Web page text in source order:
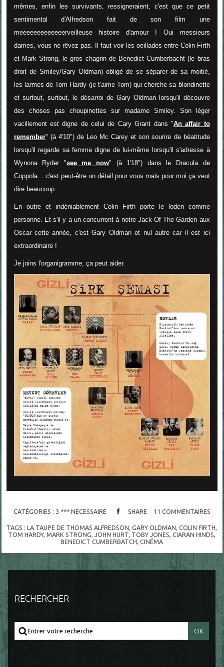
mêmes, enfin les survivants, ressigneraient, c'est que ce petit
sentimental d'Alfredson fait de son film une
meeeeeeeeeeeeerveilleuse histoire d'amour ! Oui messieurs
dames, vous ne rêvez pas. Il faut voir les oeillades entre Colin Firth
et Mark Strong, le gros chagrin de Benedict Cumberbacht (le bras
droit de Smiley/Gary Oldman) obligé de se séparer de sa moitié,
les larmes de Tom Hardy (je t'aime Tom) qui cherche sa blondinette
et surtout, surtout, le désarroi de Gary Oldman lorsqu'il découvre
des choses pas choupinettes sur madame Smiley. Son léger
vacillement est digne de celui de Cary Grant dans "An affair to
remember" (à 4'10") de Leo Mc Carey et son sourire de béatitude
lorsqu'il regarde sa femme digne de lui-même lorsqu'il s'adresse à
Wynona Ryder "see me now" (à 1'18") dans le Dracula de
Coppola... c'est peut-être un détail pour vous mais pour moi ça veut
dire beaucoup.
En outre et indéniablement Colin Firth porte le loden comme
personne. Et s'il y a un concurrent à notre Jack Of The Garden aux
Oscar cette année, c'est Gary Oldman et nul autre car il est ici
extraordinaire !
Je joins l'organigramme, ça peut aider.
CATÉGORIES : 3 *** NECESSAIRE SHARE 11 COMMENTAIRES
TAGS :LA TAUPE DE THOMAS ALFREDSON,GARY OLDMAN,COLIN FIRTH,
TOM HARDY,MARK STRONG,JOHN HURT, TOBY JONES,CIARAN HINDS,
BENEDICT CUMBERBATCH,CINÉMA
RECHERCHER